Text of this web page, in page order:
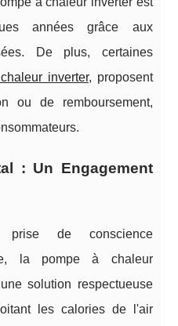
années grâce aux
De plus, certaines
inverter, proposent
ou de remboursement,
: Un Engagement
de conscience
la pompe à chaleur
solution respectueuse
les calories de l'air